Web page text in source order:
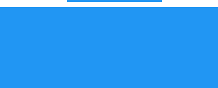
buscando. Quizá pueda ayudarte una búsqueda.